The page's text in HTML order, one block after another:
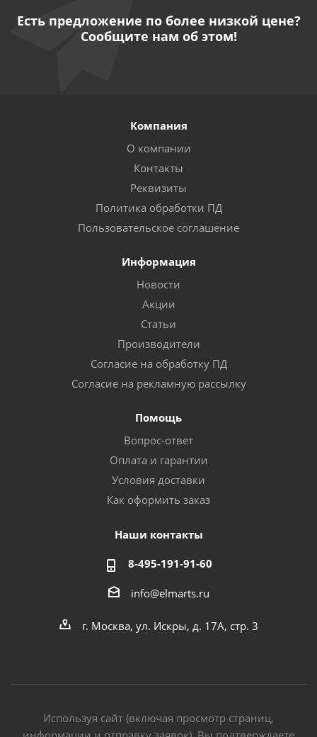
Есть предложение по более низкой цене?
Сообщите нам об этом!
Компания
О компании
Контакты
Реквизиты
Политика обработки ПД
Пользовательское соглашение
Информация
Новости
Акции
Статьи
Производители
Согласие на обработку ПД
Согласие на рекламную рассылку
Помощь
Вопрос-ответ
Оплата и гарантии
Условия доставки
Как оформить заказ
Наши контакты
8-495-191-91-60
info@elmarts.ru
г. Москва, ул. Искры, д. 17А, стр. 3
Используя сайт (включая просмотр страниц,